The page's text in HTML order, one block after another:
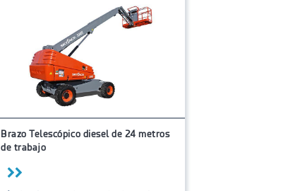
Brazo Telescópico diesel de 24 metros
de trabajo